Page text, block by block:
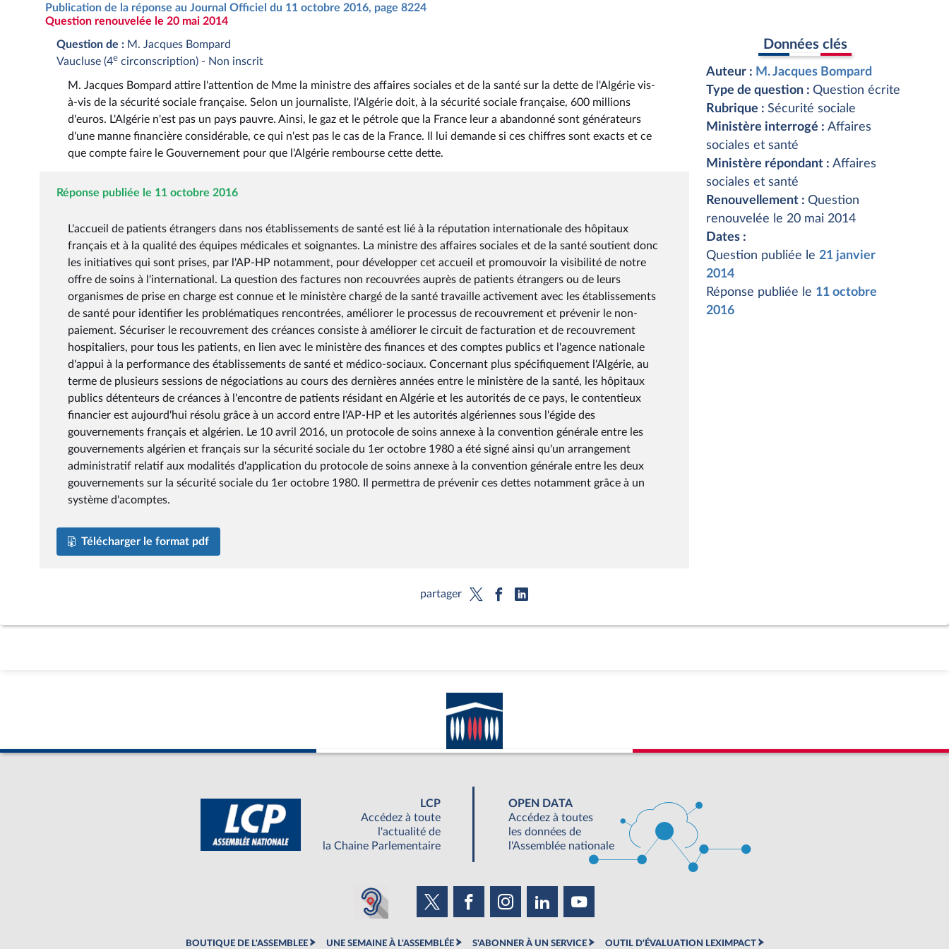
Publication de la réponse au Journal Officiel du 11 octobre 2016, page 8224
Question renouvelée le 20 mai 2014
Question de : M. Jacques Bompard
Vaucluse (4e circonscription) - Non inscrit
M. Jacques Bompard attire l'attention de Mme la ministre des affaires sociales et de la santé sur la dette de l'Algérie vis-
à-vis de la sécurité sociale française. Selon un journaliste, l'Algérie doit, à la sécurité sociale française, 600 millions
d'euros. L'Algérie n'est pas un pays pauvre. Ainsi, le gaz et le pétrole que la France leur a abandonné sont générateurs
d'une manne financière considérable, ce qui n'est pas le cas de la France. Il lui demande si ces chiffres sont exacts et ce
que compte faire le Gouvernement pour que l'Algérie rembourse cette dette.
Réponse publiée le 11 octobre 2016
L'accueil de patients étrangers dans nos établissements de santé est lié à la réputation internationale des hôpitaux
français et à la qualité des équipes médicales et soignantes. La ministre des affaires sociales et de la santé soutient donc
les initiatives qui sont prises, par l'AP-HP notamment, pour développer cet accueil et promouvoir la visibilité de notre
offre de soins à l'international. La question des factures non recouvrées auprès de patients étrangers ou de leurs
organismes de prise en charge est connue et le ministère chargé de la santé travaille activement avec les établissements
de santé pour identifier les problématiques rencontrées, améliorer le processus de recouvrement et prévenir le non-
paiement. Sécuriser le recouvrement des créances consiste à améliorer le circuit de facturation et de recouvrement
hospitaliers, pour tous les patients, en lien avec le ministère des finances et des comptes publics et l'agence nationale
d'appui à la performance des établissements de santé et médico-sociaux. Concernant plus spécifiquement l'Algérie, au
terme de plusieurs sessions de négociations au cours des dernières années entre le ministère de la santé, les hôpitaux
publics détenteurs de créances à l'encontre de patients résidant en Algérie et les autorités de ce pays, le contentieux
financier est aujourd'hui résolu grâce à un accord entre l'AP-HP et les autorités algériennes sous l'égide des
gouvernements français et algérien. Le 10 avril 2016, un protocole de soins annexe à la convention générale entre les
gouvernements algérien et français sur la sécurité sociale du 1er octobre 1980 a été signé ainsi qu'un arrangement
administratif relatif aux modalités d'application du protocole de soins annexe à la convention générale entre les deux
gouvernements sur la sécurité sociale du 1er octobre 1980. Il permettra de prévenir ces dettes notamment grâce à un
système d'acomptes.
Télécharger le format pdf
Données clés
Auteur : M. Jacques Bompard
Type de question : Question écrite
Rubrique : Sécurité sociale
Ministère interrogé : Affaires
sociales et santé
Ministère répondant : Affaires
sociales et santé
Renouvellement : Question
renouvelée le 20 mai 2014
Dates :
Question publiée le 21 janvier
2014
Réponse publiée le 11 octobre
2016
partager
LCP
Accédez à toute
l'actualité de
la Chaine Parlementaire
OPEN DATA
Accédez à toutes
les données de
l'Assemblée nationale
BOUTIQUE DE L'ASSEMBLEE UNE SEMAINE À L'ASSEMBLÉE S'ABONNER À UN SERVICE OUTIL D'ÉVALUATION LEXIMPACT